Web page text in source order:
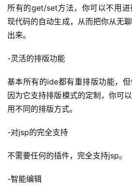
所有的get/set方法，你可以不用
现代码的自动生成，从而把你从无
出来。
-灵活的排版功能
基本所有的ide都有重排版功能，但
因为它支持排版模式的定制，你可
用不同的排版方式。
-对jsp的完全支持
不需要任何的插件，完全支持jsp。
-智能编辑